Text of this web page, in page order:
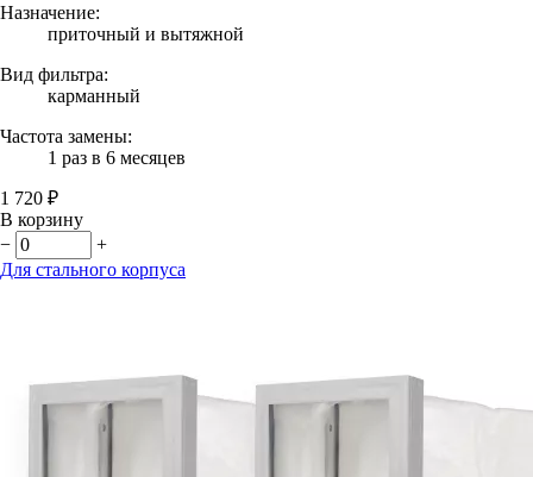
Назначение:
приточный и вытяжной
Вид фильтра:
карманный
Частота замены:
1 раз в 6 месяцев
1 720 ₽
В корзину
−
+
Для стального корпуса